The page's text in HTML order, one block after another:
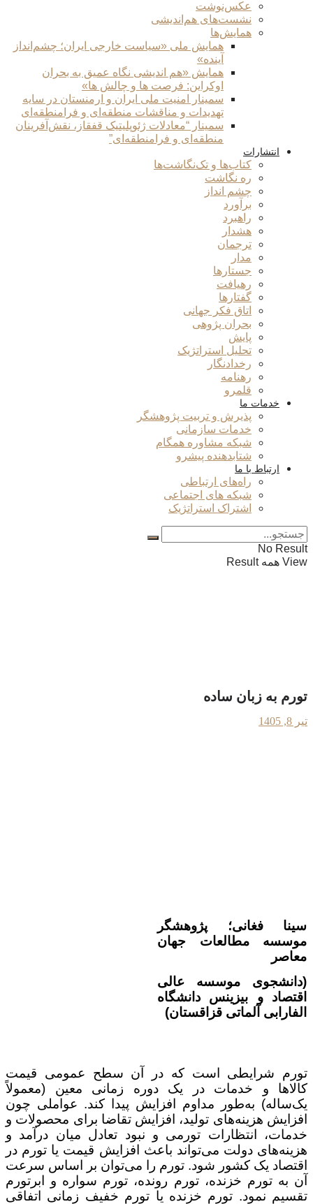
عکس‌نوشت
نشست‌های هم‌اندیشی
همایش‌ها
همایش ملی «سیاست خارجی ایران؛ چشم‌انداز
آینده»
همایش «هم اندیشی نگاه عمیق به بحران
اوکراین: فرصت ها و چالش ها»
سمینار امنیت ملی ایران و ارمنستان در سایه
تهدیدات و مناقشات منطقه‌ای و فرامنطقه‌ای
سمینار “معادلات ژئوپلیتیک قفقاز، نقش‌آفرینان
منطقه‌ای و فرامنطقه‌ای”
انتشارات
کتاب‌ها و تک‌نگاشت‌ها
ره نگاشت
چشم انداز
برآورد
راهبرد
هشدار
ترجمان
مدار
جستارها
رهیافت
گفتارها
اتاق فکر جهانی
بحران پژوهی
پایش
تحلیل استراتژیک
رخدادنگار
رهنامه
قلمرو
خدمات ما
پذیرش و تربیت پژوهشگر
خدمات سازمانی
شبکه مشاوره همگام
شتابدهنده پیشرو
ارتباط با ما
راه‌های ارتباطی
شبکه های اجتماعی
اشتراک استراتژیک
No Result
View همه Result
تورم به زبان ساده
تیر 8, 1405
سینا فغانی؛ پژوهشگر
موسسه مطالعات جهان
معاصر
(دانشجوی موسسه عالی
اقتصاد و بیزینس دانشگاه
الفارابی آلماتی قزاقستان)
تورم شرایطی است که در آن سطح عمومی قیمت
کالاها و خدمات در یک دوره زمانی معین (معمولاً
یک‌ساله) به‌طور مداوم افزایش پیدا کند. عواملی چون
افزایش هزینه‌های تولید، افزایش تقاضا برای محصولات و
خدمات، انتظارات تورمی و نبود تعادل میان درآمد و
هزینه‌های دولت می‌تواند باعث افزایش قیمت یا تورم در
اقتصاد یک کشور شود. تورم را می‌توان بر اساس سرعت
آن به تورم خزنده، تورم رونده، تورم سواره و ابرتورم
تقسیم نمود. تورم خزنده یا تورم خفیف زمانی اتفاقی